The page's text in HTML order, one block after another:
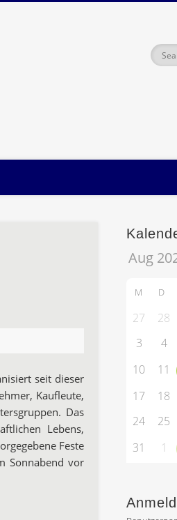
seit dieser
Kaufleute,
Das
Lebens,
Feste
Sonnabend vor
M D
27 28
3
4
10
11
17
18
24
25
31
1